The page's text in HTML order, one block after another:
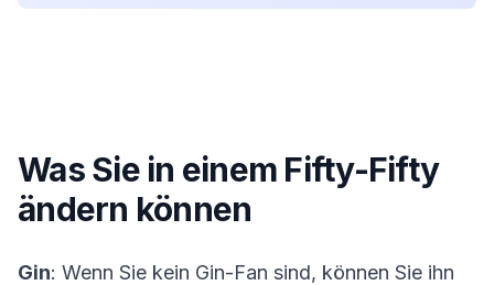
Was Sie in einem Fifty-Fifty
ändern können
Gin: Wenn Sie kein Gin-Fan sind, können Sie ihn